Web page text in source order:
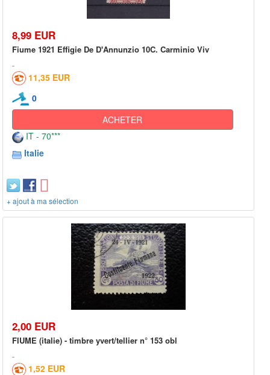
8,99 EUR
Fiume 1921 Effigie De D'Annunzio 10C. Carminio Viv
11,35 EUR
0
ACHETER
IT - 70***
Italie
+ ajout à ma sélection
2,00 EUR
FIUME (italie) - timbre yvert/tellier n° 153 obl
1,52 EUR